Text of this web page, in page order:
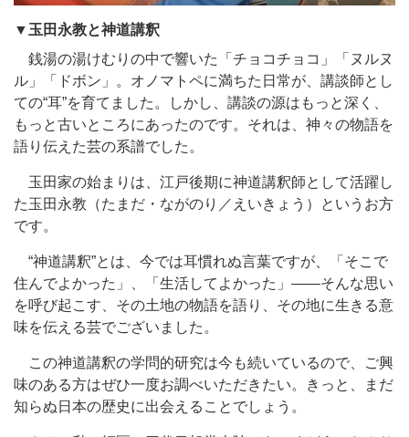
▼玉田永教と神道講釈
銭湯の湯けむりの中で響いた「チョコチョコ」「ヌルヌ
ル」「ドボン」。オノマトペに満ちた日常が、講談師とし
ての“耳”を育てました。しかし、講談の源はもっと深く、
もっと古いところにあったのです。それは、神々の物語を
語り伝えた芸の系譜でした。
玉田家の始まりは、江戸後期に神道講釈師として活躍し
た玉田永教（たまだ・ながのり／えいきょう）というお方
です。
“神道講釈”とは、今では耳慣れぬ言葉ですが、「そこで
住んでよかった」、「生活してよかった」――そんな思い
を呼び起こす、その土地の物語を語り、その地に生きる意
味を伝える芸でございました。
この神道講釈の学問的研究は今も続いているので、ご興
味のある方はぜひ一度お調べいただきたい。きっと、まだ
知らぬ日本の歴史に出会えることでしょう。